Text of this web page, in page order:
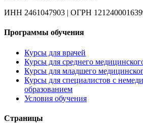
ИНН 2461047903 | ОГРН
Программы обучения
Курсы для врачей
Курсы для среднего
Курсы для младшего
Курсы для специалистов с
образованием
Условия обучения
Страницы